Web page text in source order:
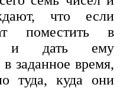
что если
поместить в
и дать ему
заданное время,
туда, куда они